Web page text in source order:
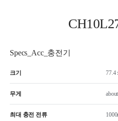
Specs_Acc_충전기
크기 77.4
무게
최대 충전 전류